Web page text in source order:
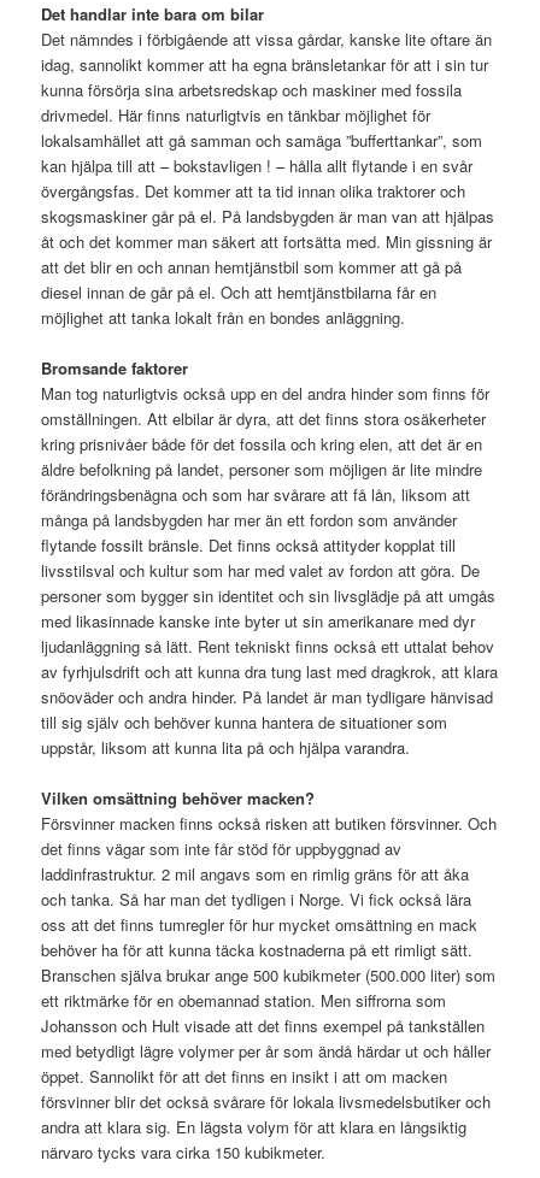
Det handlar inte bara om bilar
Det nämndes i förbigående att vissa gårdar, kanske lite oftare än
idag, sannolikt kommer att ha egna bränsletankar för att i sin tur
kunna försörja sina arbetsredskap och maskiner med fossila
drivmedel. Här finns naturligtvis en tänkbar möjlighet för
lokalsamhället att gå samman och samäga ”bufferttankar”, som
kan hjälpa till att – bokstavligen ! – hålla allt flytande i en svår
övergångsfas. Det kommer att ta tid innan olika traktorer och
skogsmaskiner går på el. På landsbygden är man van att hjälpas
åt och det kommer man säkert att fortsätta med. Min gissning är
att det blir en och annan hemtjänstbil som kommer att gå på
diesel innan de går på el. Och att hemtjänstbilarna får en
möjlighet att tanka lokalt från en bondes anläggning.
Bromsande faktorer
Man tog naturligtvis också upp en del andra hinder som finns för
omställningen. Att elbilar är dyra, att det finns stora osäkerheter
kring prisnivåer både för det fossila och kring elen, att det är en
äldre befolkning på landet, personer som möjligen är lite mindre
förändringsbenägna och som har svårare att få lån, liksom att
många på landsbygden har mer än ett fordon som använder
flytande fossilt bränsle. Det finns också attityder kopplat till
livsstilsval och kultur som har med valet av fordon att göra. De
personer som bygger sin identitet och sin livsglädje på att umgås
med likasinnade kanske inte byter ut sin amerikanare med dyr
ljudanläggning så lätt. Rent tekniskt finns också ett uttalat behov
av fyrhjulsdrift och att kunna dra tung last med dragkrok, att klara
snöoväder och andra hinder. På landet är man tydligare hänvisad
till sig själv och behöver kunna hantera de situationer som
uppstår, liksom att kunna lita på och hjälpa varandra.
Vilken omsättning behöver macken?
Försvinner macken finns också risken att butiken försvinner. Och
det finns vägar som inte får stöd för uppbyggnad av
laddinfrastruktur. 2 mil angavs som en rimlig gräns för att åka
och tanka. Så har man det tydligen i Norge. Vi fick också lära
oss att det finns tumregler för hur mycket omsättning en mack
behöver ha för att kunna täcka kostnaderna på ett rimligt sätt.
Branschen själva brukar ange 500 kubikmeter (500.000 liter) som
ett riktmärke för en obemannad station. Men siffrorna som
Johansson och Hult visade att det finns exempel på tankställen
med betydligt lägre volymer per år som ändå härdar ut och håller
öppet. Sannolikt för att det finns en insikt i att om macken
försvinner blir det också svårare för lokala livsmedelsbutiker och
andra att klara sig. En lägsta volym för att klara en långsiktig
närvaro tycks vara cirka 150 kubikmeter.